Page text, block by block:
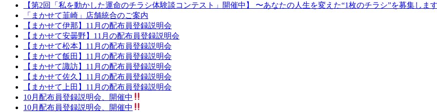
【第2回「私を動かした運命のチラシ体験談コンテスト」開催中】 〜あなたの人生を変えた“1枚のチラシ”を募集しま
「まかせて韮崎」店舗統合のご案内
【まかせて伊那】11月の配布員登録説明会
【まかせて安曇野】11月の配布員登録説明会
【まかせて松本】11月の配布員登録説明会
【まかせて飯田】11月の配布員登録説明会
【まかせて諏訪】11月の配布員登録説明会
【まかせて佐久】11月の配布員登録説明会
【まかせて上田】11月の配布員登録説明会
10月配布員登録説明会、開催中
10月配布員登録説明会、開催中